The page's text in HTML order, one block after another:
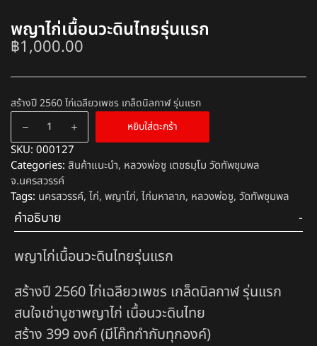
พญาไก่เนื้อนวะดินไทยรุ่นแรก
฿1,000.00
สร้างปี 2560 ไก่เฉลียวเพชร เกล็ดนิลกาฬ รุ่นแรก
หยิบใส่ตะกร้า
SKU: 000127
Categories: สินค้าแนะนำ, หลวงพ่อชู เตชธมฺโม วัดทัพชุมพล
จ.นครสวรรค์
Tags: นครสวรรค์, ไก่, พญาไก่, ไก่มหาลาภ, หลวงพ่อชู, วัดทัพชุมพล
คำอธิบาย
พญาไก่เนื้อนวะดินไทยรุ่นแรก
สร้างปี 2560 ไก่เฉลียวเพชร เกล็ดนิลกาฬ รุ่นแรก
สนใจเช่าบูชาพญาไก่ เนื้อนวะดินไทย
สร้าง 399 องค์ (มีโค๊ทกำกับทุกองค์)